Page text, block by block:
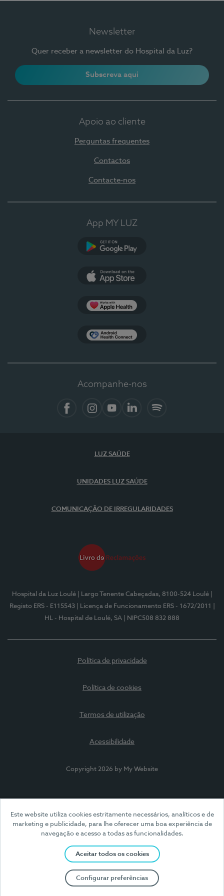
Este website utiliza cookies estritamente necessários, analíticos e de
marketing e publicidade, para lhe oferecer uma boa experiência de
navegação e acesso a todas as funcionalidades.
Aceitar todos os cookies
Configurar preferências
Newsletter
Quer receber a newsletter do Hospital da Luz?
Subscreva aqui
Apoio ao cliente
Perguntas frequentes
Contactos
Contacte-nos
App MY LUZ
Acompanhe-nos
LUZ SAÚDE
UNIDADES LUZ SAÚDE
COMUNICAÇÃO DE IRREGULARIDADES
Hospital da Luz Loulé | Largo Tenente Cabeçadas, 8100-524 Loulé
Registo ERS - E115543
| Licença de Funcionamento ERS - 1672/2011
HL - Hospital de Loulé, SA
| NIPC508 832 888
Política de privacidade
Política de cookies
Termos de utilização
Acessibilidade
Copyright 2026 by My Website